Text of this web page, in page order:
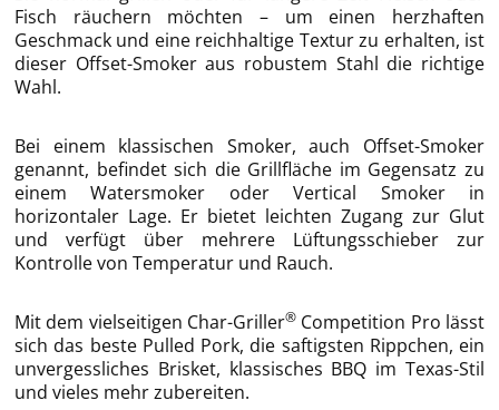
Fisch räuchern möchten – um einen herzhaften
Geschmack und eine reichhaltige Textur zu erhalten, ist
dieser Offset-Smoker aus robustem Stahl die richtige
Wahl.
Bei einem klassischen Smoker, auch Offset-Smoker
genannt, befindet sich die Grillfläche im Gegensatz zu
einem Watersmoker oder Vertical Smoker in
horizontaler Lage. Er bietet leichten Zugang zur Glut
und verfügt über mehrere Lüftungsschieber zur
Kontrolle von Temperatur und Rauch.
Mit dem vielseitigen Char-Griller® Competition Pro lässt
sich das beste Pulled Pork, die saftigsten Rippchen, ein
unvergessliches Brisket, klassisches BBQ im Texas-Stil
und vieles mehr zubereiten.